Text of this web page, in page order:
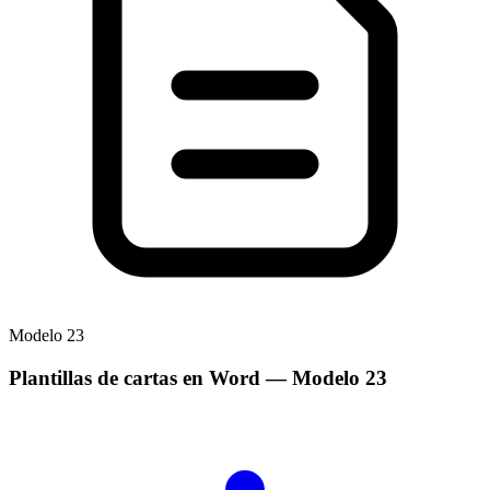
Modelo 23
Plantillas de cartas en Word — Modelo 23